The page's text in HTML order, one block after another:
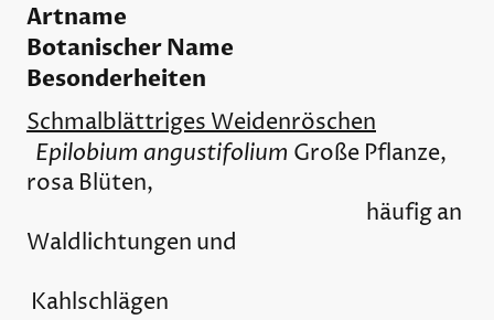
Artname
Botanischer Name
Besonderheiten
Schmalblättriges Weidenröschen
Epilobium angustifolium Große Pflanze,
rosa Blüten,
häufig an
Waldlichtungen und
Kahlschlägen